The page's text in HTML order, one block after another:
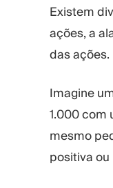
Existem
ações, a
das ações.
Imagine
1.000 com
mesmo
positiva